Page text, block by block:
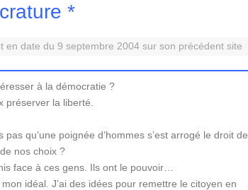
*
en date du 9 septembre 2004 sur son précédent site
à la démocratie ?
préserver la liberté.
qu’une poignée d’hommes s’est arrogé le droit de
nos choix ?
face à ces gens. Ils ont le pouvoir…
idéal. J’ai des idées pour remettre le citoyen en